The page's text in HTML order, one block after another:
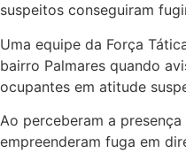
suspeitos conseguiram
Uma equipe da Força
bairro Palmares quando
ocupantes em atitude
Ao perceberam a
empreenderam fuga em